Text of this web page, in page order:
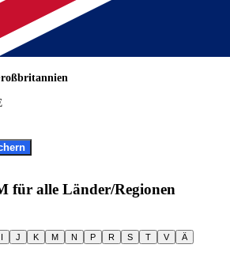
für alle Länder/Regionen
I J K M N P R S T V Ä